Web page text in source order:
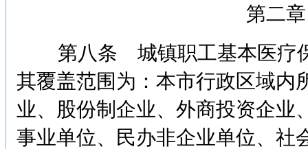
第二
第八条 城镇职工基本医疗
其覆盖范围为：本市行政区域内
业、股份制企业、外商投资企业
事业单位、民办非企业单位、社